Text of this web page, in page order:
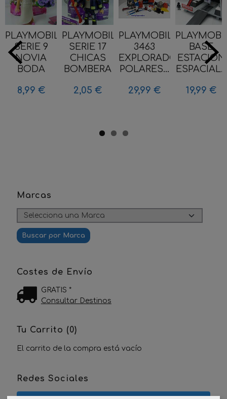
Marcas
Costes de Envío
GRATIS *
Consultar Destinos
Tu Carrito (0)
El carrito de la compra está vacío
Redes Sociales
PLAYMOBIL
SERIE 9
NOVIA
BODA
8,99 €
PLAYMOBIL
SERIE 17
CHICAS
BOMBERA
2,05 €
PLAYMOBIL
3463
EXPLORADORES
POLARES...
29,99 €
BASE
ESTACION
ESPACIAL...
19,99 €